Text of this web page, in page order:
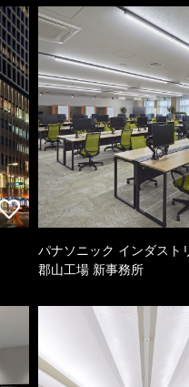
パナソニック インダスト
郡山工場 新事務所